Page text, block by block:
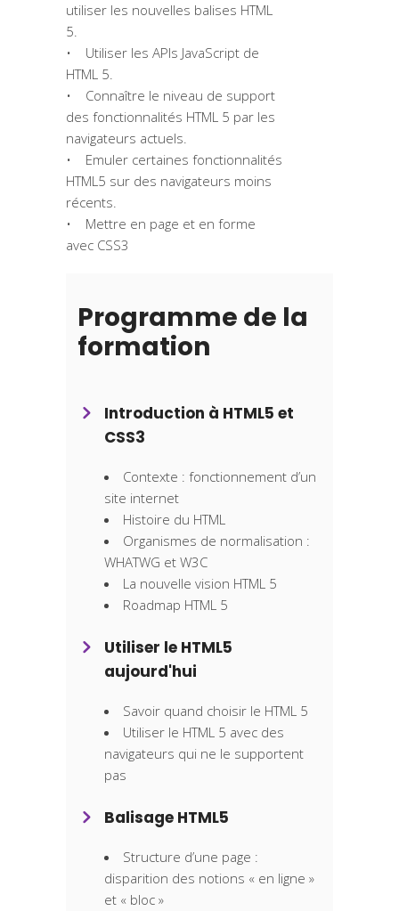
utiliser les nouvelles balises HTML
5.
• Utiliser les APIs JavaScript de
HTML 5.
• Connaître le niveau de support
des fonctionnalités HTML 5 par les
navigateurs actuels.
• Emuler certaines fonctionnalités
HTML5 sur des navigateurs moins
récents.
• Mettre en page et en forme
avec CSS3
Programme de la
formation
Introduction à HTML5 et
CSS3
Contexte : fonctionnement d’un
site internet
Histoire du HTML
Organismes de normalisation :
WHATWG et W3C
La nouvelle vision HTML 5
Roadmap HTML 5
Utiliser le HTML5
aujourd'hui
Savoir quand choisir le HTML 5
Utiliser le HTML 5 avec des
navigateurs qui ne le supportent
pas
Balisage HTML5
Structure d’une page :
disparition des notions « en ligne »
et « bloc »